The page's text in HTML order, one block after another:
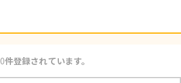
0件登録されています。